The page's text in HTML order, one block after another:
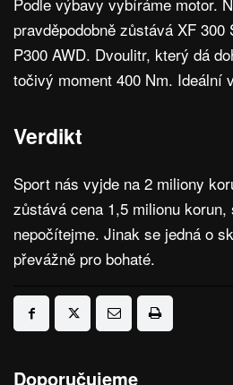
pravděpodobně zůstává XF
P300 AWD. Dvoulitr, který dá
točivý moment 400 Nm. Ideální
Verdikt
Sport nás vyjde na 2 miliony
zůstává cena 1,5 milionu
nepočítejme. Jinak se jedná o
převážně pro bohaté.
Doporučujeme